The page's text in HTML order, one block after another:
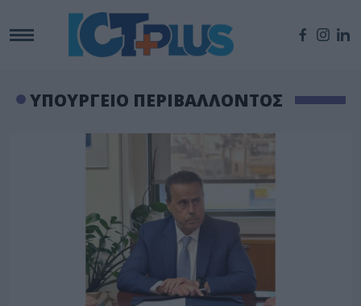
ΥΠΟΥΡΓΕΙΟ ΠΕΡΙΒΑΛΛΟΝΤΟΣ